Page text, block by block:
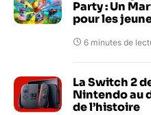
Party : Un
pour les
6 minutes de
La Switch 2
Nintendo au
de l’histoire